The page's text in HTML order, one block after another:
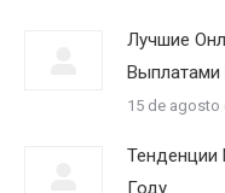
Лучшие
Выплатами
15 de agosto
Тенденции
Году